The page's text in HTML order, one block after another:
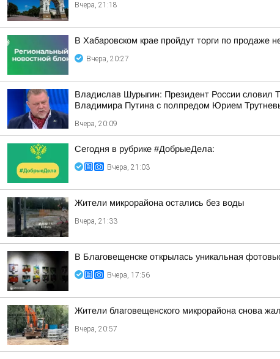
Вчера, 21:18
В Хабаровском крае пройдут торги по продаже
Вчера, 20:27
Владислав Шурыгин: Президент России словил
Владимира Путина с полпредом Юрием
Вчера, 20:09
Сегодня в рубрике #ДобрыеДела:
Вчера, 21:03
Жители микрорайона остались без воды
Вчера, 21:33
В Благовещенске открылась уникальная
Вчера, 17:56
Жители благовещенского микрорайона снова
Вчера, 20:57